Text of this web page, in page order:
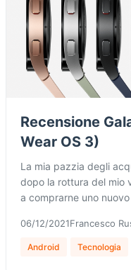
Recensione
Wear OS 3)
La mia pazzia degli
dopo la rottura del mio
a comprarne uno
06/12/2021Francesco
Android Tecnologia